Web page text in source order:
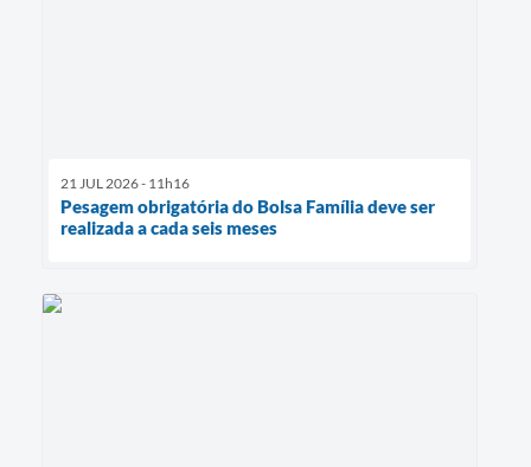
21 JUL 2026 - 11h16
Pesagem obrigatória do Bolsa Família deve ser
realizada a cada seis meses